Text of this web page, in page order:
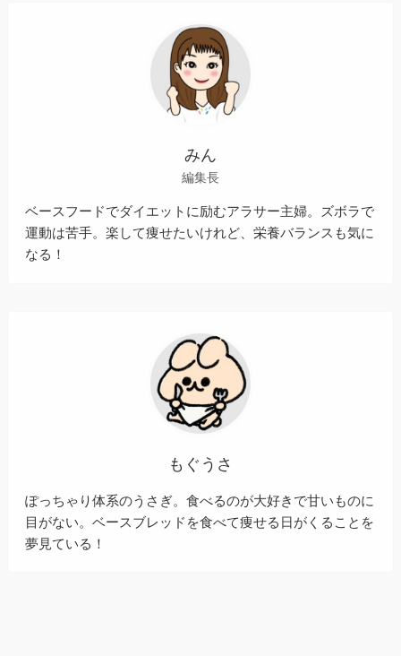
みん
編集長
ベースフードでダイエットに励むアラサー主婦。ズボラで
運動は苦手。楽して痩せたいけれど、栄養バランスも気に
なる！
もぐうさ
ぽっちゃり体系のうさぎ。食べるのが大好きで甘いものに
目がない。ベースブレッドを食べて痩せる日がくることを
夢見ている！